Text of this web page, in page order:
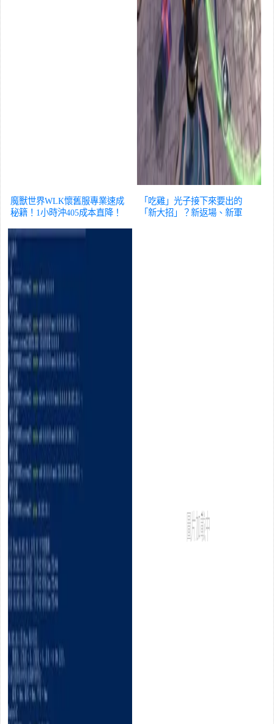
魔獸世界WLK懷舊服專業速成
秘籍！1小時沖405成本直降！
「吃雞」光子接下來要出的
「新大招」？新返場、新軍